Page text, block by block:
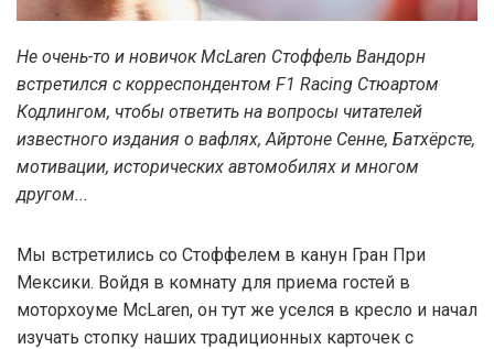
Не очень-то и новичок McLaren Стоффель Вандорн
встретился с корреспондентом F1 Racing Стюартом
Кодлингом, чтобы ответить на вопросы читателей
известного издания о вафлях, Айртоне Сенне, Батхёрсте,
мотивации, исторических автомобилях и многом
другом...
Мы встретились со Стоффелем в канун Гран При
Мексики. Войдя в комнату для приема гостей в
моторхоуме McLaren, он тут же уселся в кресло и начал
изучать стопку наших традиционных карточек с